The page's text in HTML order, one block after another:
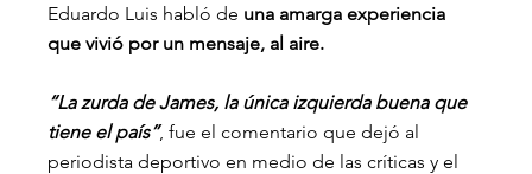
Eduardo Luis habló de una amarga experiencia
que vivió por un mensaje, al aire.
“La zurda de James, la única izquierda buena que
tiene el país”, fue el comentario que dejó al
periodista deportivo en medio de las críticas y el